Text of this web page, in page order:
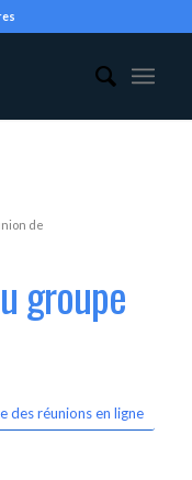
de
groupe
des réunions en ligne